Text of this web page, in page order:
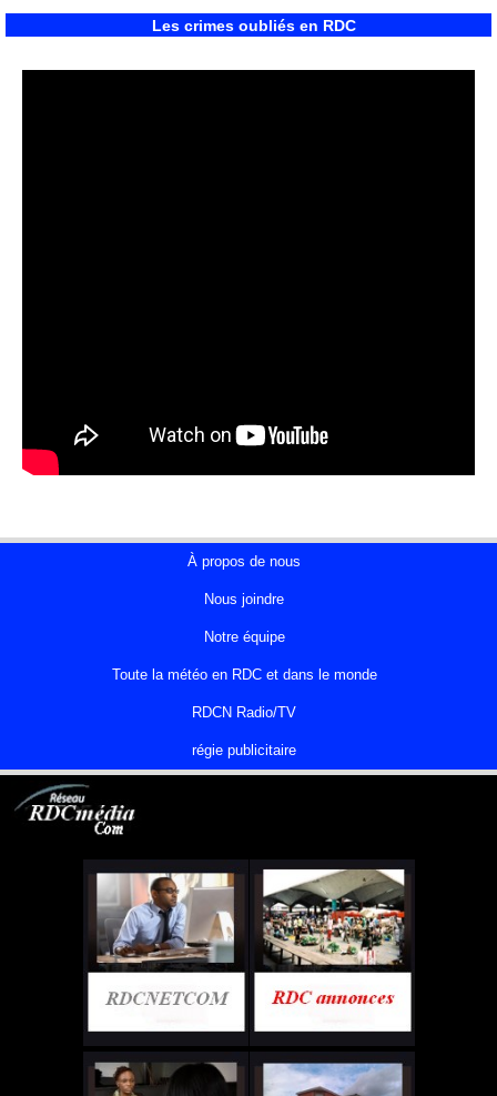
Les crimes oubliés en RDC
À propos de nous
Nous joindre
Notre équipe
Toute la météo en RDC et dans le monde
RDCN Radio/TV
régie publicitaire